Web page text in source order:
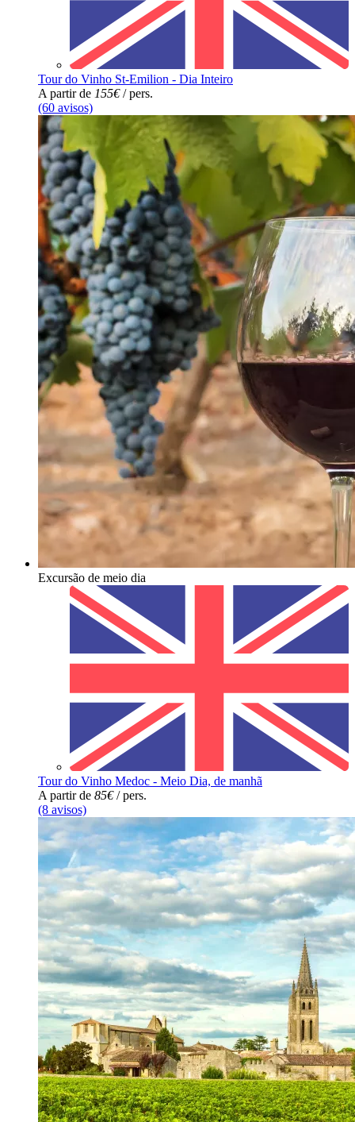
Tour do Vinho St-Emilion - Dia Inteiro
A partir de 155€/ pers.
(60 avisos)
Excursão de meio dia
Tour do Vinho Medoc - Meio Dia, de manhã
A partir de 85€/ pers.
(8 avisos)